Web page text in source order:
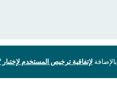
بالإضافةلإتفاقية ترخيص المستخدم لإختبار nPerf